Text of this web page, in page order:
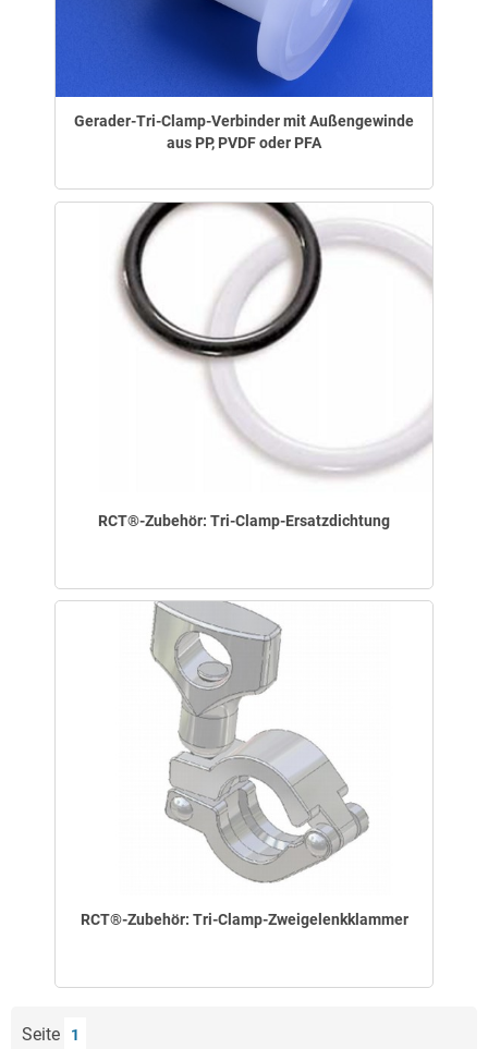
Gerader-Tri-Clamp-Verbinder mit Außengewinde
aus PP, PVDF oder PFA
RCT®-Zubehör: Tri-Clamp-Ersatzdichtung
RCT®-Zubehör: Tri-Clamp-Zweigelenkklammer
Seite 1